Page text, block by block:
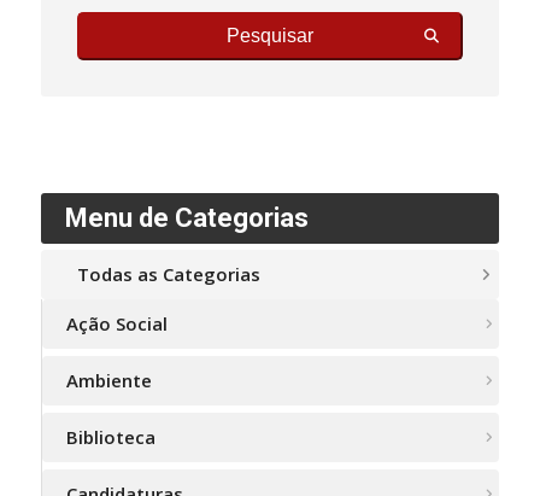
Pesquisar
Menu de Categorias
Todas as Categorias
Ação Social
Ambiente
Biblioteca